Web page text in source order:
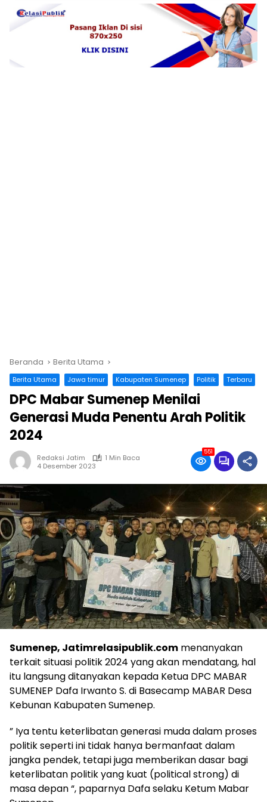
Beranda Berita Utama
Berita Utama Jawa timur Kabupaten Sumenep Politik Terbaru
DPC Mabar Sumenep Menilai
Generasi Muda Penentu Arah Politik
2024
Redaksi Jatim
1 Min Baca
4 Desember 2023
551
Sumenep, Jatimrelasipublik.com menanyakan
terkait situasi politik 2024 yang akan mendatang, hal
itu langsung ditanyakan kepada Ketua DPC MABAR
SUMENEP Dafa Irwanto S. di Basecamp MABAR Desa
Kebunan Kabupaten Sumenep.
” Iya tentu keterlibatan generasi muda dalam proses
politik seperti ini tidak hanya bermanfaat dalam
jangka pendek, tetapi juga memberikan dasar bagi
keterlibatan politik yang kuat (political strong) di
masa depan “, paparnya Dafa selaku Ketum Mabar